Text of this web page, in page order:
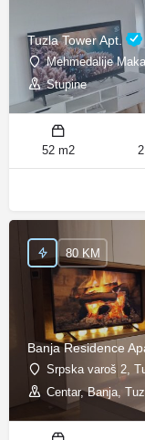
Tuzla Tower Apt.
Mehmedalije
Stupine
52 m2
Banja Residence
Srpska varoš 2,
Centar, Banja,
80 KM